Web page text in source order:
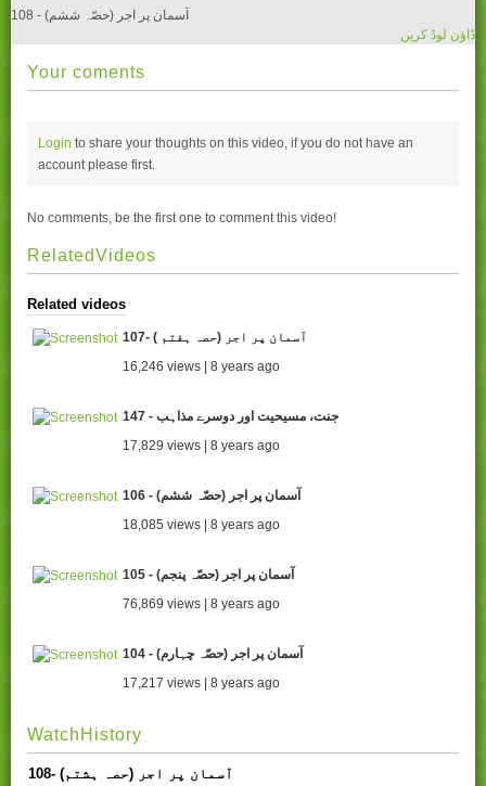
108 - آسمان پر اجر (حصّہ ششم)
ڈاؤن لوڈ کریں
Your coments
Login to share your thoughts on this video, if you do not have an
account please first.
No comments, be the first one to comment this video!
RelatedVideos
Related videos
107- ( آسمان پر اجر (حصہ ہفتم
16,246 views | 8 years ago
147 - جنت، مسیحیت اور دوسرے مذاہب
17,829 views | 8 years ago
106 - (آسمان پر اجر (حصّہ ششم
18,085 views | 8 years ago
105 - آسمان پر اجر (حصّہ پنجم)
76,869 views | 8 years ago
104 - آسمان پر اجر (حصّہ چہارم)
17,217 views | 8 years ago
WatchHistory
108- آسمان پر اجر (حصہ ہشتم)